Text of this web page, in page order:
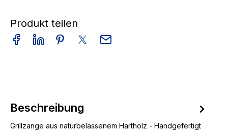
Produkt teilen
Beschreibung
Grillzange aus naturbelassenem Hartholz - Handgefertigt